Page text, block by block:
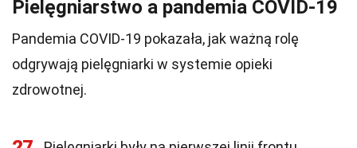
Pielęgniarstwo a pandemia COVID-19
Pandemia COVID-19 pokazała, jak ważną rolę
odgrywają pielęgniarki w systemie opieki
zdrowotnej.